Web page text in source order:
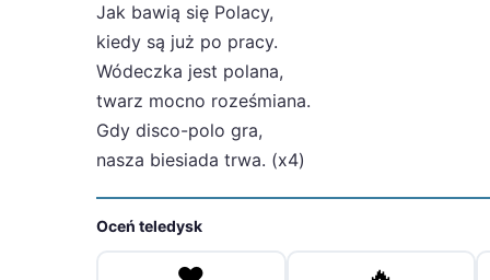
Jak bawią się Polacy,
kiedy są już po pracy.
Wódeczka jest polana,
twarz mocno roześmiana.
Gdy disco-polo gra,
nasza biesiada trwa. (x4)
Oceń teledysk